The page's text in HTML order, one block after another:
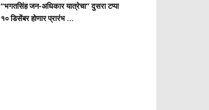
“भगतसिंह जन-अधिकार यात्रेचा” दुसरा टप्पा
१० डिसेंबर होणार प्रारंभ …